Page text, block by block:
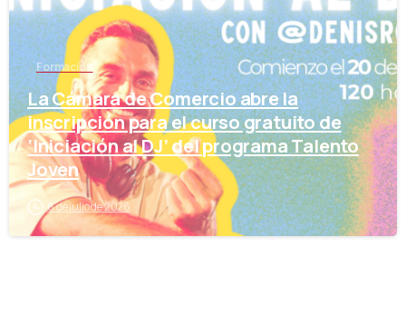
Formación
La Cámara de Comercio abre la
inscripción para el curso gratuito de
‘Iniciación al DJ’ del programa Talento
Joven
8 de julio de 2026